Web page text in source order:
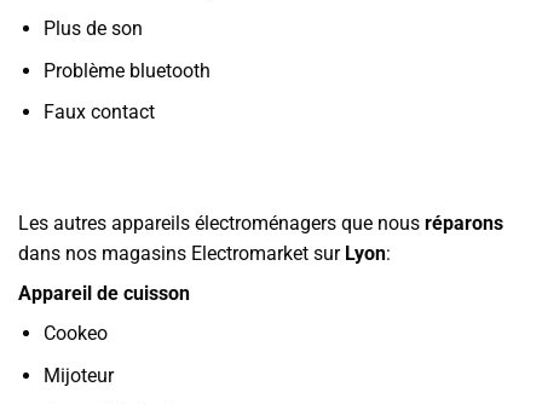
Plus de son
Problème bluetooth
Faux contact
Les autres appareils électroménagers que nous réparons
dans nos magasins Electromarket sur Lyon:
Appareil de cuisson
Cookeo
Mijoteur